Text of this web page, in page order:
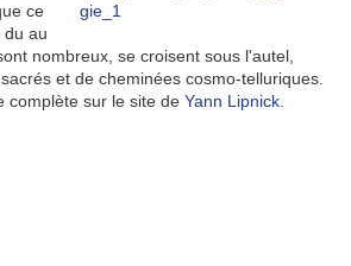
ce
du au
nombreux, se croisent sous l'autel,
et de cheminées cosmo-telluriques.
complète sur le site de Yann Lipnick